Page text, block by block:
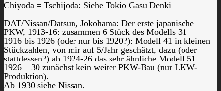
Chiyoda = Tschijoda: Siehe Tokio Gasu Denki
DAT/Nissan/Datsun, Jokohama: Der erste japanische
PKW, 1913-16: zusammen 6 Stück des Modells 31
1916 bis 1926 (oder nur bis 1920?): Modell 41 in kleinen
Stückzahlen, von mir auf 5/Jahr geschätzt, dazu (oder
stattdessen?) ab 1924-26 das sehr ähnliche Modell 51
1926 – 30 zunächst kein weiter PKW-Bau (nur LKW-
Produktion).
Ab 1930 siehe Nissan.